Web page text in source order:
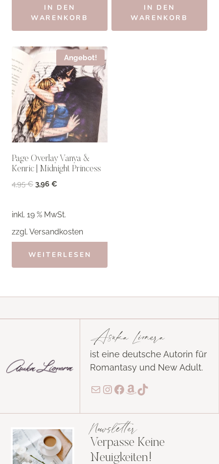
IN DEN
WARENKORB
IN DEN
WARENKORB
Angebot!
Page Overlay Vanya &
Kenric | Midnight Princess
4,95€ Ursprünglicher
4,95 €
3,96 €
3,96 €.
inkl. 19 % MwSt.
zzgl. Versandkosten
WEITERLESEN
Asuka Lionera
ist eine deutsche Autorin für
Romantasy und New Adult.
E-MailInstagram
Facebook
Amazon
TikTok
Newsletter
Verpasse Keine
Neuigkeiten!